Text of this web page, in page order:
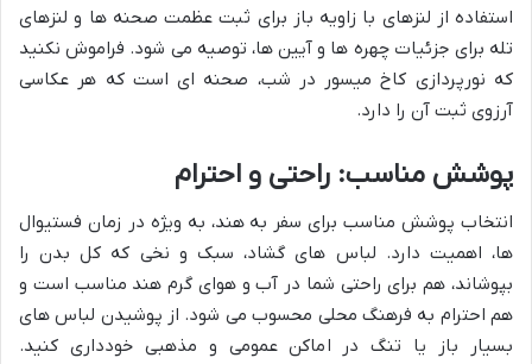
استفاده از لنزهای با زاویه باز برای ثبت عظمت صحنه ها و لنزهای
تله برای جزئیات چهره ها و آیین ها، توصیه می شود. فراموش نکنید
که نورپردازی کاخ میسور در شب، صحنه ای است که هر عکاسی
آرزوی ثبت آن را دارد.
پوشش مناسب: راحتی و احترام
انتخاب پوشش مناسب برای سفر به هند، به ویژه در زمان فستیوال
ها، اهمیت دارد. لباس های گشاد، سبک و نخی که کل بدن را
بپوشاند، هم برای راحتی شما در آب و هوای گرم هند مناسب است و
هم احترام به فرهنگ محلی محسوب می شود. از پوشیدن لباس های
بسیار باز یا تنگ در اماکن عمومی و مذهبی خودداری کنید.